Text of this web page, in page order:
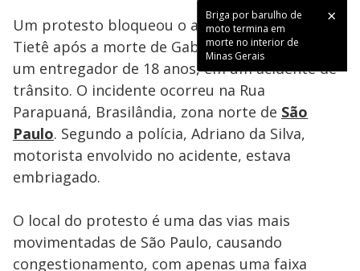
Briga por barulho de
moto termina em
morte no interior de
Minas Gerais
Um protesto bloqueou o acesso à Marginal
Tietê após a morte de Gabriel Damaceno Silva,
um entregador de 18 anos, em um acidente de
trânsito. O incidente ocorreu na Rua
Parapuaná, Brasilândia, zona norte de São
Paulo. Segundo a polícia, Adriano da Silva,
motorista envolvido no acidente, estava
embriagado.
O local do protesto é uma das vias mais
movimentadas de São Paulo, causando
congestionamento, com apenas uma faixa